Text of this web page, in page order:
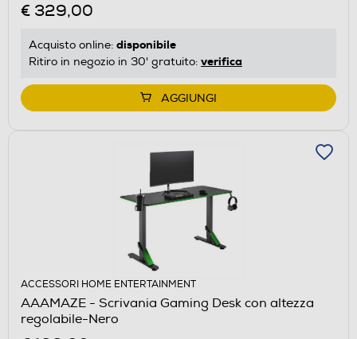
€ 329,00
Acquisto online: disponibile
Ritiro in negozio in 30' gratuito: verifica
AGGIUNGI
ACCESSORI HOME ENTERTAINMENT
AAAMAZE - Scrivania Gaming Desk con altezza
regolabile-Nero